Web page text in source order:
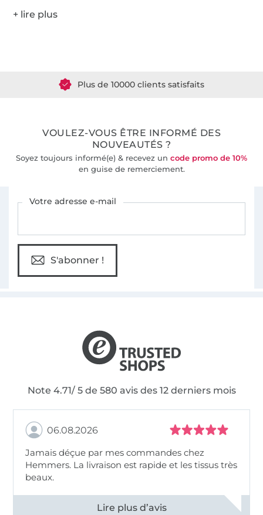
Plus de 10000 clients satisfaits
VOULEZ-VOUS ÊTRE INFORMÉ DES
NOUVEAUTÉS ?
Soyez toujours informé(e) & recevez un code promo de 10%
en guise de remerciement.
Votre adresse e-mail
S'abonner !
Note 4.71/ 5 de 580 avis des 12 derniers mois
06.08.2026
Jamais déçue par mes commandes chez
Hemmers. La livraison est rapide et les tissus très
beaux.
Voir tous les 11495 commentaires